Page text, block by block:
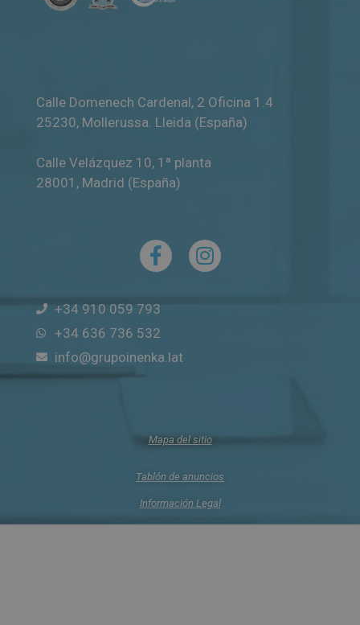
Calle Domenech Cardenal, 2 Oficina 1.4
25230, Mollerussa. Lleida (España)
Calle Velázquez 10, 1ª planta
28001 , Madrid (España)
+34 910 059 793
+34 636 736 532
info@grupoinenka.lat
Mapa del sitio
Tablón de anuncios
Información Legal